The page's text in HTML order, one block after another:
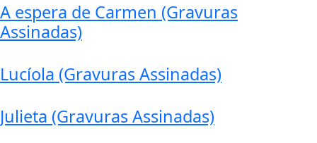
A espera de Carmen (Gravuras
Assinadas)
Lucíola (Gravuras Assinadas)
Julieta (Gravuras Assinadas)